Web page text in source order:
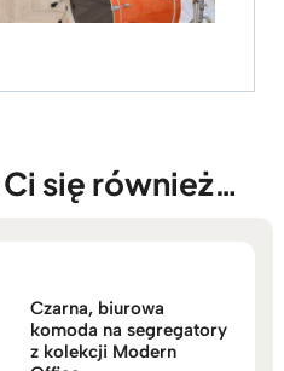
się również…
Czarna, biurowa
komoda na segregatory
z kolekcji Modern